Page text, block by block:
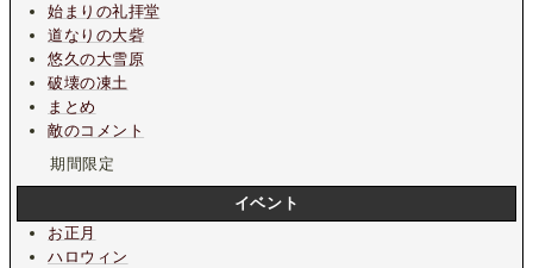
始まりの礼拝堂
道なりの大砦
悠久の大雪原
破壊の凍土
まとめ
敵のコメント
期間限定
イベント
お正月
ハロウィン